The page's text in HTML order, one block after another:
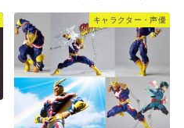
キャラクター・声優